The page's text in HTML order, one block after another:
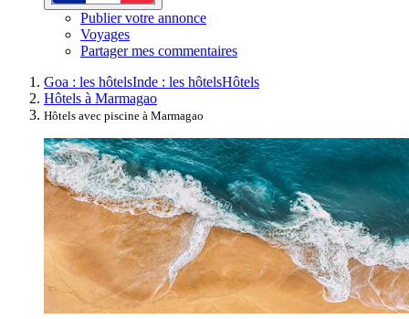
Publier votre annonce
Voyages
Partager mes commentaires
Goa : les hôtelsInde : les hôtelsHôtels
Hôtels à Marmagao
Hôtels avec piscine à Marmagao